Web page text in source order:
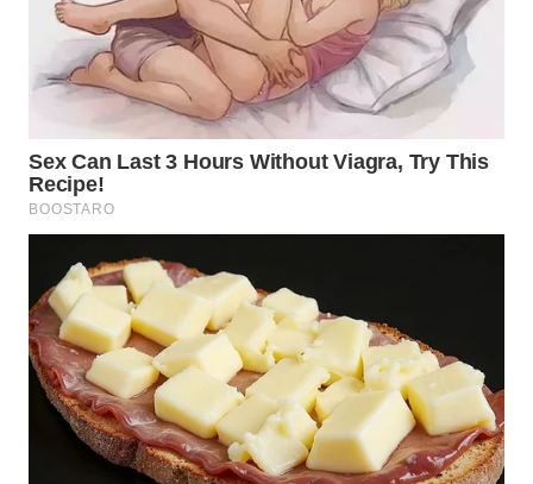
WN
DAIRI
WN
DANAU
TOBA
WN
NIAS
WN
LANGKAT
WN
TAPANULI
SELATAN